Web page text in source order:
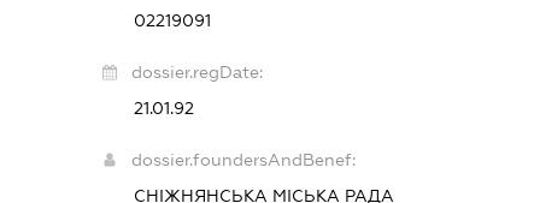
02219091
dossier.regDate:
21.01.92
dossier.foundersAndBenef:
СНІЖНЯНСЬКА МІСЬКА РАДА